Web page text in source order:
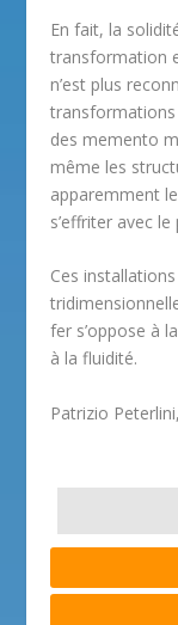
En fait, la
transformation
n’est plus
des memento
même les
apparemment
s’effriter avec
Ces
fer s’oppose à
à la fluidité.
Patrizio